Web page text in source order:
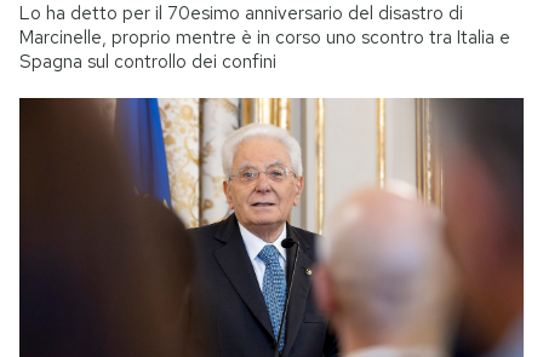
Lo ha detto per il 70esimo anniversario del disastro di
Marcinelle, proprio mentre è in corso uno scontro tra Italia e
Spagna sul controllo dei confini